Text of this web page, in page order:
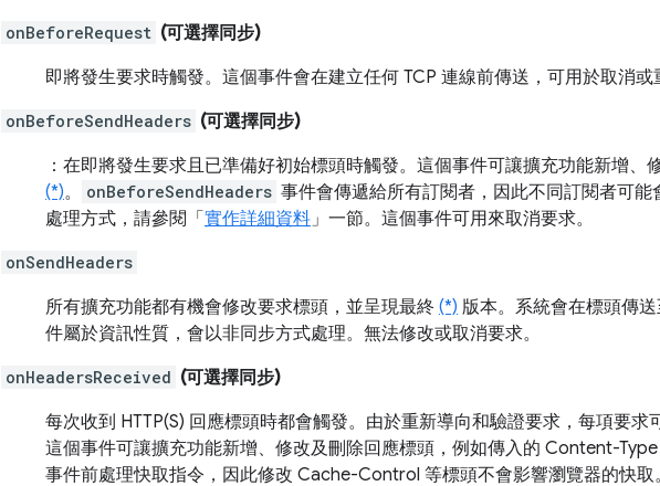
onBeforeRequest (可選擇同步)
即將發生要求時觸發。這個事件會在建立任何 TCP 連線前傳送，可用於取消或
onBeforeSendHeaders (可選擇同步)
：在即將發生要求且已準備好初始標頭時觸發。這個事件可讓擴充功能新增、
(*)。 onBeforeSendHeaders 事件會傳遞給所有訂閱者，因此不同訂閱者可
處理方式，請參閱「 實作詳細資料」一節。這個事件可用來取消要求。
onSendHeaders
所有擴充功能都有機會修改要求標頭，並呈現最終 (*) 版本。系統會在標頭傳
件屬於資訊性質，會以非同步方式處理。無法修改或取消要求。
onHeadersReceived (可選擇同步)
每次收到 HTTP(S) 回應標頭時都會觸發。由於重新導向和驗證要求，每項要求
這個事件可讓擴充功能新增、修改及刪除回應標頭，例如傳入的 Content-
事件前處理快取指令，因此修改 Cache-Control 等標頭不會影響瀏覽器的快取